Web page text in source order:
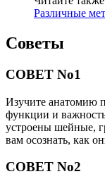
Различные
Советы
СОВЕТ No1
Изучите анатомию
функции и
устроены шейные,
вам осознать, как
СОВЕТ No2